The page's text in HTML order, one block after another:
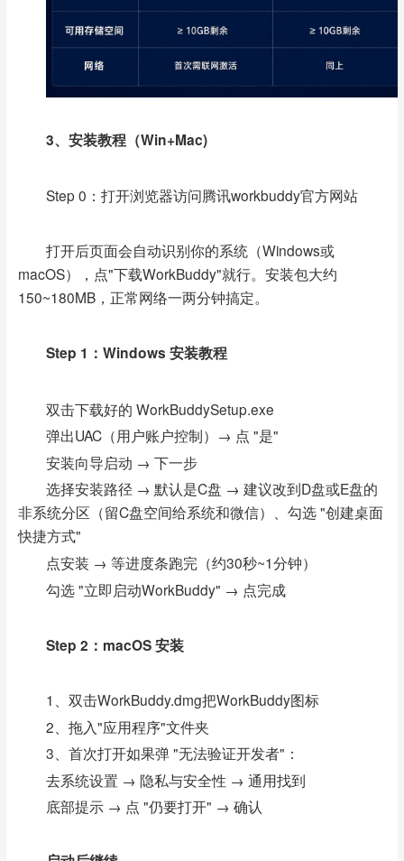
3、安装教程（Win+Mac)
Step 0：打开浏览器访问腾讯workbuddy官方网站
打开后页面会自动识别你的系统（Windows或
macOS），点"下载WorkBuddy"就行。安装包大约
150~180MB，正常网络一两分钟搞定。
Step 1：Windows 安装教程
双击下载好的 WorkBuddySetup.exe
弹出UAC（用户账户控制）→ 点 "是"
安装向导启动 → 下一步
选择安装路径 → 默认是C盘 → 建议改到D盘或E盘的
非系统分区（留C盘空间给系统和微信）、勾选 "创建桌面
快捷方式"
点安装 → 等进度条跑完（约30秒~1分钟）
勾选 "立即启动WorkBuddy" → 点完成
Step 2：macOS 安装
1、双击WorkBuddy.dmg把WorkBuddy图标
2、拖入"应用程序"文件夹
3、首次打开如果弹 "无法验证开发者"：
去系统设置 → 隐私与安全性 → 通用找到
底部提示 → 点 "仍要打开" → 确认